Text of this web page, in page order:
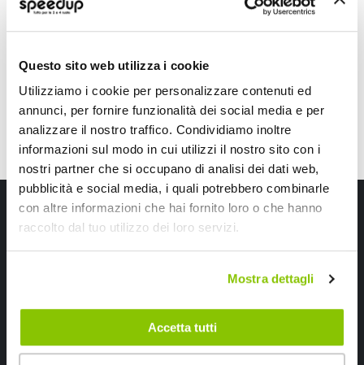
Questo sito web utilizza i cookie
Utilizziamo i cookie per personalizzare contenuti ed
annunci, per fornire funzionalità dei social media e per
analizzare il nostro traffico. Condividiamo inoltre
informazioni sul modo in cui utilizzi il nostro sito con i
nostri partner che si occupano di analisi dei dati web,
pubblicità e social media, i quali potrebbero combinarle
con altre informazioni che hai fornito loro o che hanno
raccolto dal tuo utilizzo dei loro servizi.
Mostra dettagli
Accetta tutti
138,60 € 29,70 €
Iscriviti alla newsletter Speedup